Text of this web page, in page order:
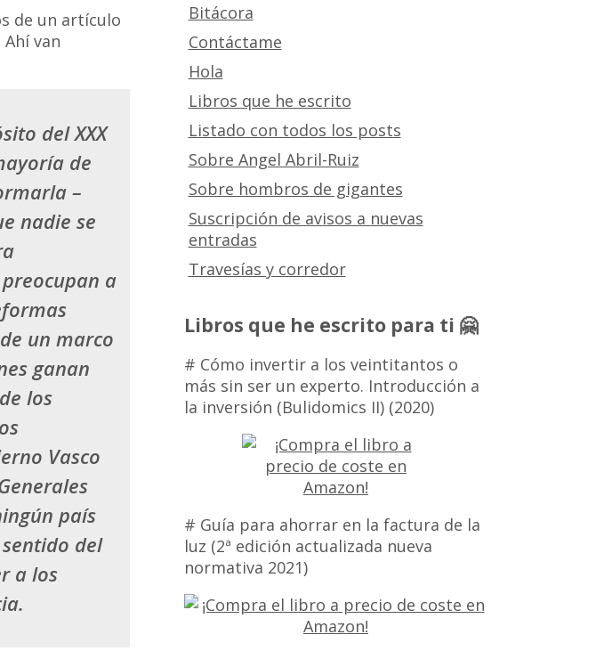
de un artículo
van
del XXX
de
–
nadie se
a
un marco
ganan
los
Vasco
país
del
a los
Bitácora
Contáctame
Hola
Libros que he escrito
Listado con todos los posts
Sobre Angel Abril-Ruiz
Sobre hombros de gigantes
Suscripción de avisos a nuevas
entradas
Travesías y corredor
Libros que he escrito para ti 🤗
# Cómo invertir a los veintitantos o
más sin ser un experto. Introducción a
la inversión (Bulidomics II) (2020)
# Guía para ahorrar en la factura de la
luz (2ª edición actualizada nueva
normativa 2021)